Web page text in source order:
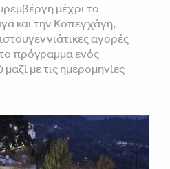
μέχρι το
και την Κοπεγχάγη,
αγορές
πρόγραμμα ενός
μαζί με τις ημερομηνίες